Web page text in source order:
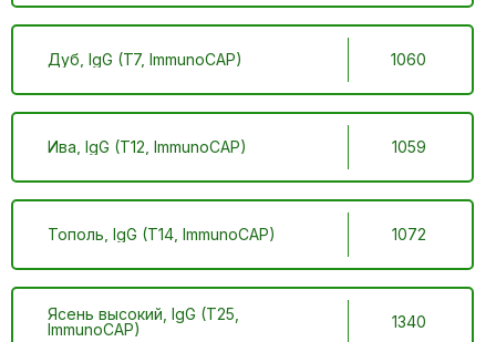
Дуб, IgG (T7, ImmunoCAP) 1060
Ива, IgG (T12, ImmunoCAP) 1059
Тополь, IgG (T14, ImmunoCAP) 1072
Ясень высокий, IgG (T25,
ImmunoCAP)
1340